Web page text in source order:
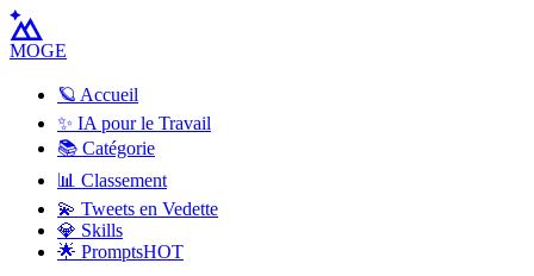
MOGE
🪐 Accueil
✨ IA pour le Travail
📚 Catégorie
📊 Classement
💫 Tweets en Vedette
💎 Skills
🌟 PromptsHOT